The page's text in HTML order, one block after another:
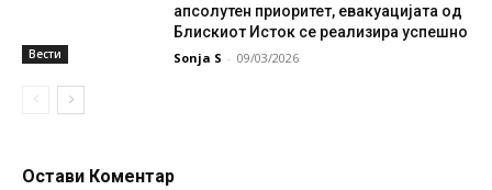
Вести
апсолутен приоритет, евакуацијата од
Блискиот Исток се реализира успешно
Sonja S - 09/03/2026
Остави Коментар